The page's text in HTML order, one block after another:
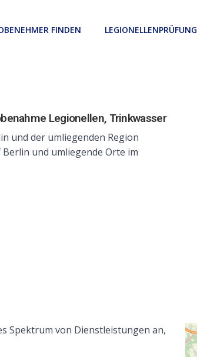
FINDEN LEGIONELLENPRÜFUNG
Legionellen, Trinkwasser
und der umliegenden Region
und umliegende Orte im
Spektrum von Dienstleistungen an,